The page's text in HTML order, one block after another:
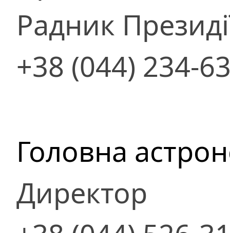
Радник
+38 (044) 234-
Головна
Директор